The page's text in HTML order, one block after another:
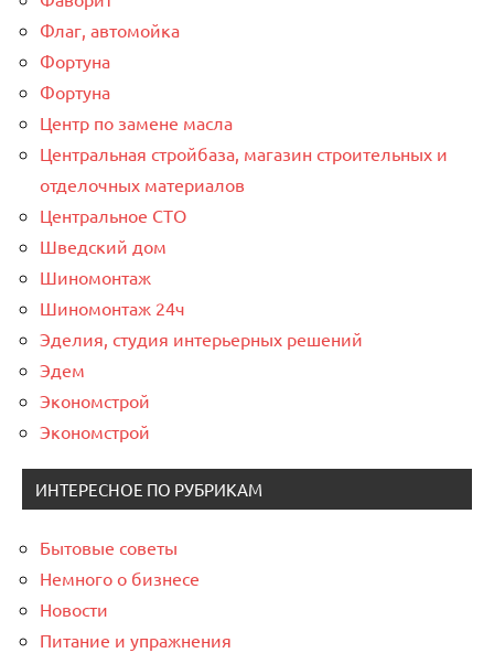
Флаг, автомойка
Фортуна
Фортуна
Центр по замене масла
Центральная стройбаза, магазин строительных и
отделочных материалов
Центральное СТО
Шведский дом
Шиномонтаж
Шиномонтаж 24ч
Эделия, студия интерьерных решений
Эдем
Экономстрой
Экономстрой
ИНТЕРЕСНОЕ ПО РУБРИКАМ
Бытовые советы
Немного о бизнесе
Новости
Питание и упражнения